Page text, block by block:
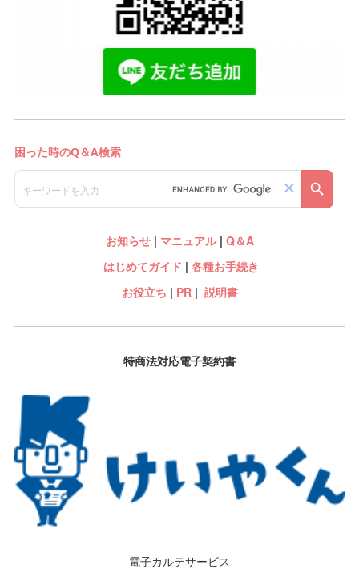
お知らせ| マニュアル| Q＆A
はじめてガイド | 各種お手続き
お役立ち | PR| 説明書
特商法対応電子契約書
電子カルテサービス